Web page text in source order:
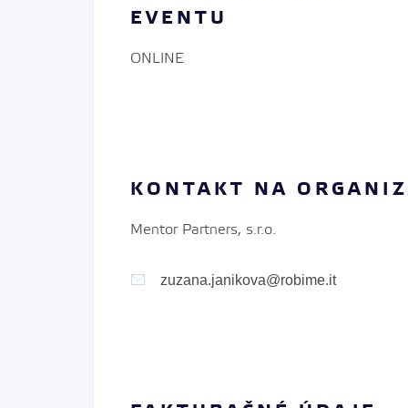
EVENTU
ONLINE
KONTAKT NA
Mentor Partners, s.r.o.
zuzana.janikova@robime.it